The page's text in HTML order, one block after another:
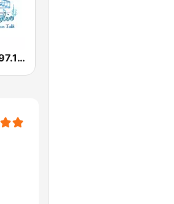
Music Radio 97.1 FM